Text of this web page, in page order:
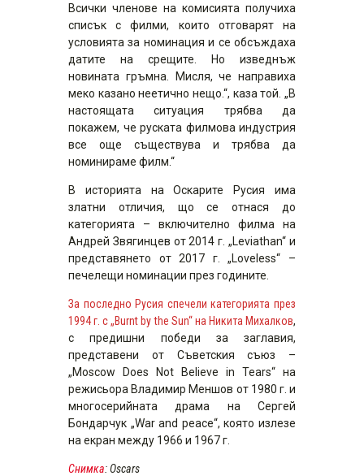
Всички членове на комисията получиха
списък с филми, които отговарят на
условията за номинация и се обсъждаха
датите на срещите. Но изведнъж
новината гръмна. Мисля, че направиха
меко казано неетично нещо.“, каза той. „В
настоящата ситуация трябва да
покажем, че руската филмова индустрия
все още съществува и трябва да
номинираме филм.“
В историята на Оскарите Русия има
златни отличия, що се отнася до
категорията – включително филма на
Андрей Звягинцев от 2014 г. „Leviathan“ и
представянето от 2017 г. „Loveless“ –
печелещи номинации през годините.
За последно Русия спечели категорията през
1994 г. с „Burnt by the Sun“ на Никита Михалков,
с предишни победи за заглавия,
представени от Съветския съюз –
„Moscow Does Not Believe in Tears“ на
режисьора Владимир Меншов от 1980 г. и
многосерийната драма на Сергей
Бондарчук „War and peace“, която излезе
на екран между 1966 и 1967 г.
Снимка: Oscars